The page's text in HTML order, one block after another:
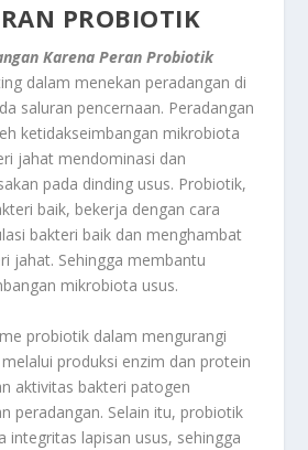
PROBIOTIK
Karena Peran Probiotik
dalam menekan peradangan di
saluran pencernaan. Peradangan
ketidakseimbangan mikrobiota
jahat mendominasi dan
pada dinding usus. Probiotik,
baik, bekerja dengan cara
bakteri baik dan menghambat
jahat. Sehingga membantu
mikrobiota usus.
probiotik dalam mengurangi
produksi enzim dan protein
aktivitas bakteri patogen
peradangan. Selain itu, probiotik
integritas lapisan usus, sehingga